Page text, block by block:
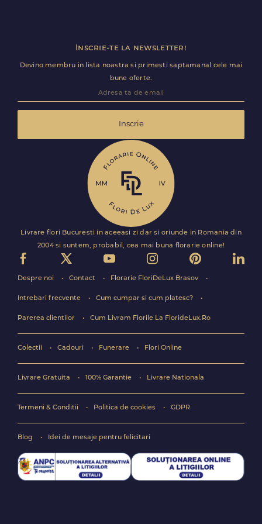
Inscrie-te la newsletter!
Devino membru in lista noastra si primesti saptamanal cele mai
bune oferte.
Inscrie
Livrare flori Bucuresti in aceeasi zi dar si oriunde in Romania din
2004 si suntem, probabil, cea mai buna florarie online!
Despre noi Contact Florarie FloriDeLux Brasov
Intrebari frecvente Cum cumpar si cum platesc?
Parerea clientilor Cum Livram Florile La FlorideLux.Ro
Colectii Cadouri Funerare Flori Online
Livrare Gratuita 100% Garantie Livrare Nationala
Termeni & Conditii Politica de cookies GDPR
Blog Idei de mesaje pentru felicitari